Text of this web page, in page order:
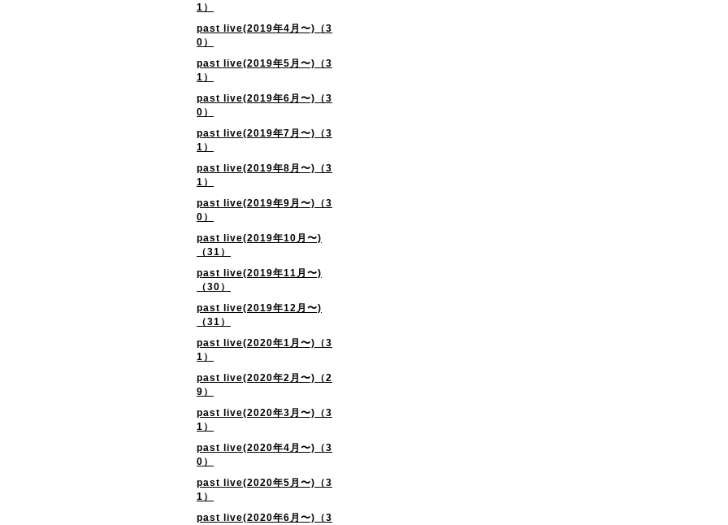
1）
past live(2019年4月〜)（3
0）
past live(2019年5月〜)（3
1）
past live(2019年6月〜)（3
0）
past live(2019年7月〜)（3
1）
past live(2019年8月〜)（3
1）
past live(2019年9月〜)（3
0）
past live(2019年10月〜)
（31）
past live(2019年11月〜)
（30）
past live(2019年12月〜)
（31）
past live(2020年1月〜)（3
1）
past live(2020年2月〜)（2
9）
past live(2020年3月〜)（3
1）
past live(2020年4月〜)（3
0）
past live(2020年5月〜)（3
1）
past live(2020年6月〜)（3